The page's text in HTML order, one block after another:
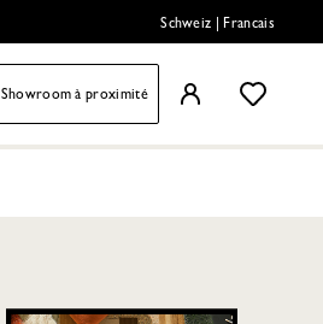
Schweiz Francais
Showroom à proximité